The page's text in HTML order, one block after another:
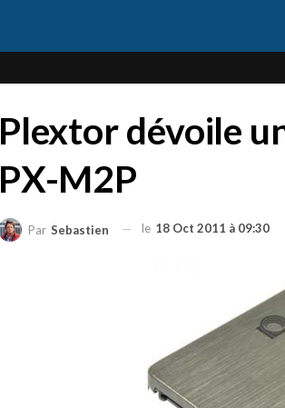
Plextor dévoile
PX-M2P
Par Sebastien le 18 Oct 2011 à 09:30